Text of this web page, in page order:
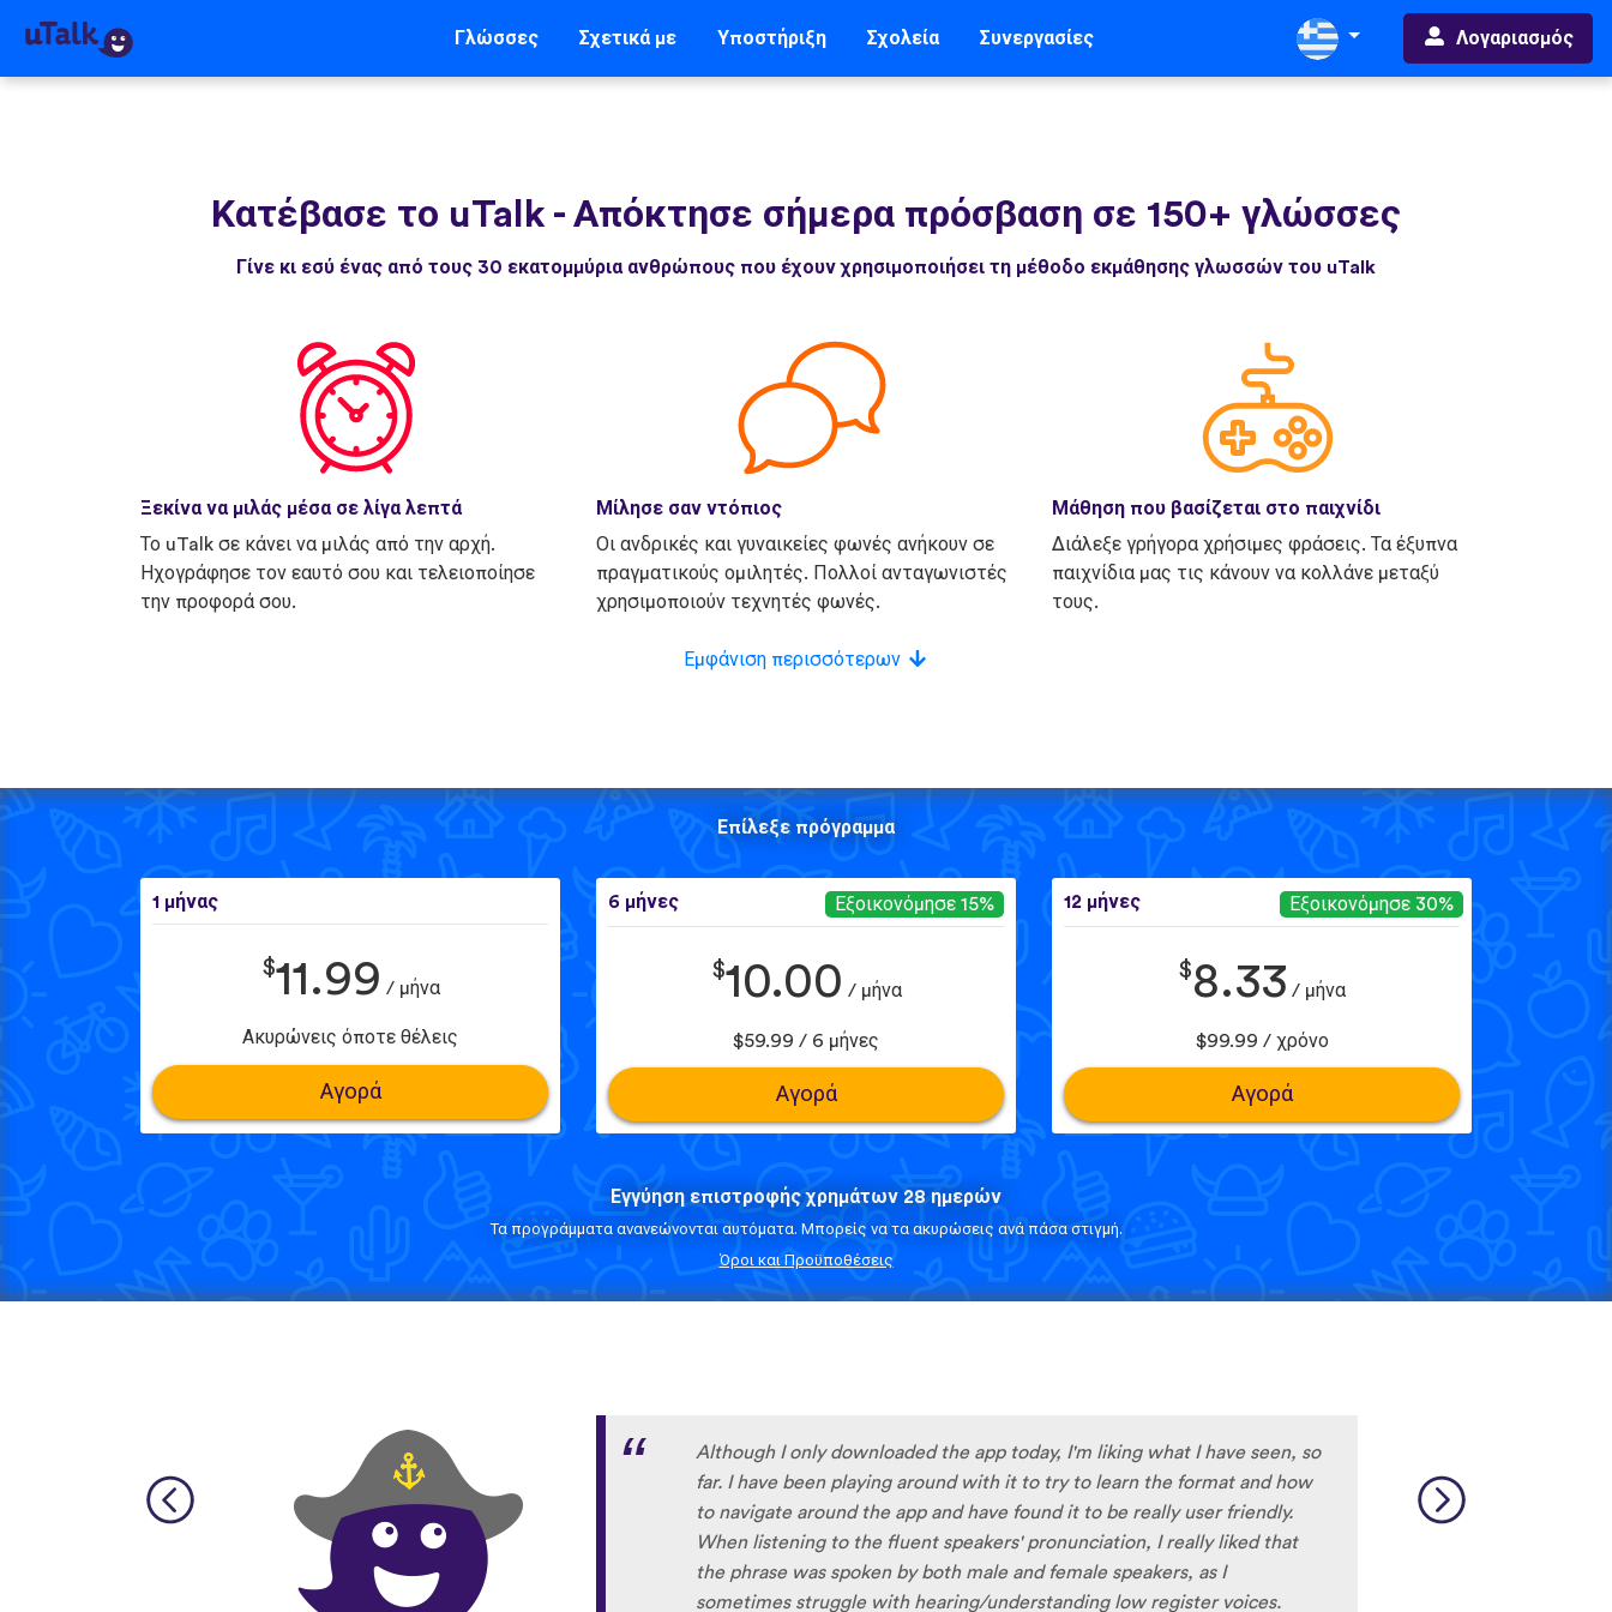
Γλώσσες Σχετικά με Υποστήριξη Σχολεία Συνεργασίες Λογαριασμός
Κατέβασε το uTalk - Απόκτησε σήμερα πρόσβαση σε 150+ γλώσσες
Γίνε κι εσύ ένας από τους 30 εκατομμύρια ανθρώπους που έχουν χρησιμοποιήσει τη μέθοδο εκμάθησης γλωσσών του uTalk
Ξεκίνα να μιλάς μέσα σε λίγα λεπτά
Το uTalk σε κάνει να μιλάς από την αρχή.
Ηχογράφησε τον εαυτό σου και τελειοποίησε
την προφορά σου.
Μίλησε σαν ντόπιος
Οι ανδρικές και γυναικείες φωνές ανήκουν σε
πραγματικούς ομιλητές. Πολλοί ανταγωνιστές
χρησιμοποιούν τεχνητές φωνές.
Μάθηση που βασίζεται στο παιχνίδι
Διάλεξε γρήγορα χρήσιμες φράσεις. Τα έξυπνα
παιχνίδια μας τις κάνουν να κολλάνε μεταξύ
τους.
Εμφάνιση περισσότερων
Επίλεξε πρόγραμμα
1 μήνας
$11.99 / μήνα
Ακυρώνεις όποτε θέλεις
Αγορά
6 μήνες Εξοικονόμησε 15%
$10.00 / μήνα
$59.99 / 6 μήνες
Αγορά
12 μήνες Εξοικονόμησε 30%
$8.33 / μήνα
$99.99 / χρόνο
Αγορά
Εγγύηση επιστροφής χρημάτων 28 ημερών
Τα προγράμματα ανανεώνονται αυτόματα. Μπορείς να τα ακυρώσεις ανά πάσα στιγμή.
Όροι και Προϋποθέσεις
Although I only downloaded the app today, I'm liking what I have seen, so
far. I have been playing around with it to try to learn the format and how
to navigate around the app and have found it to be really user friendly.
When listening to the fluent speakers' pronunciation, I really liked that
the phrase was spoken by both male and female speakers, as I
sometimes struggle with hearing/understanding low register voices.